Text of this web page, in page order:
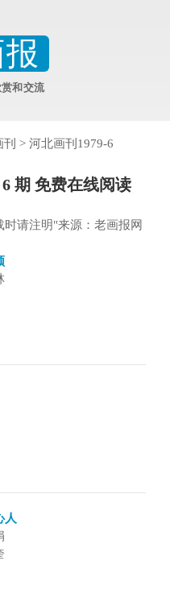
和交流
> 河北画刊1979-6
6 期 免费在线阅读
请注明"来源：老画报网
人